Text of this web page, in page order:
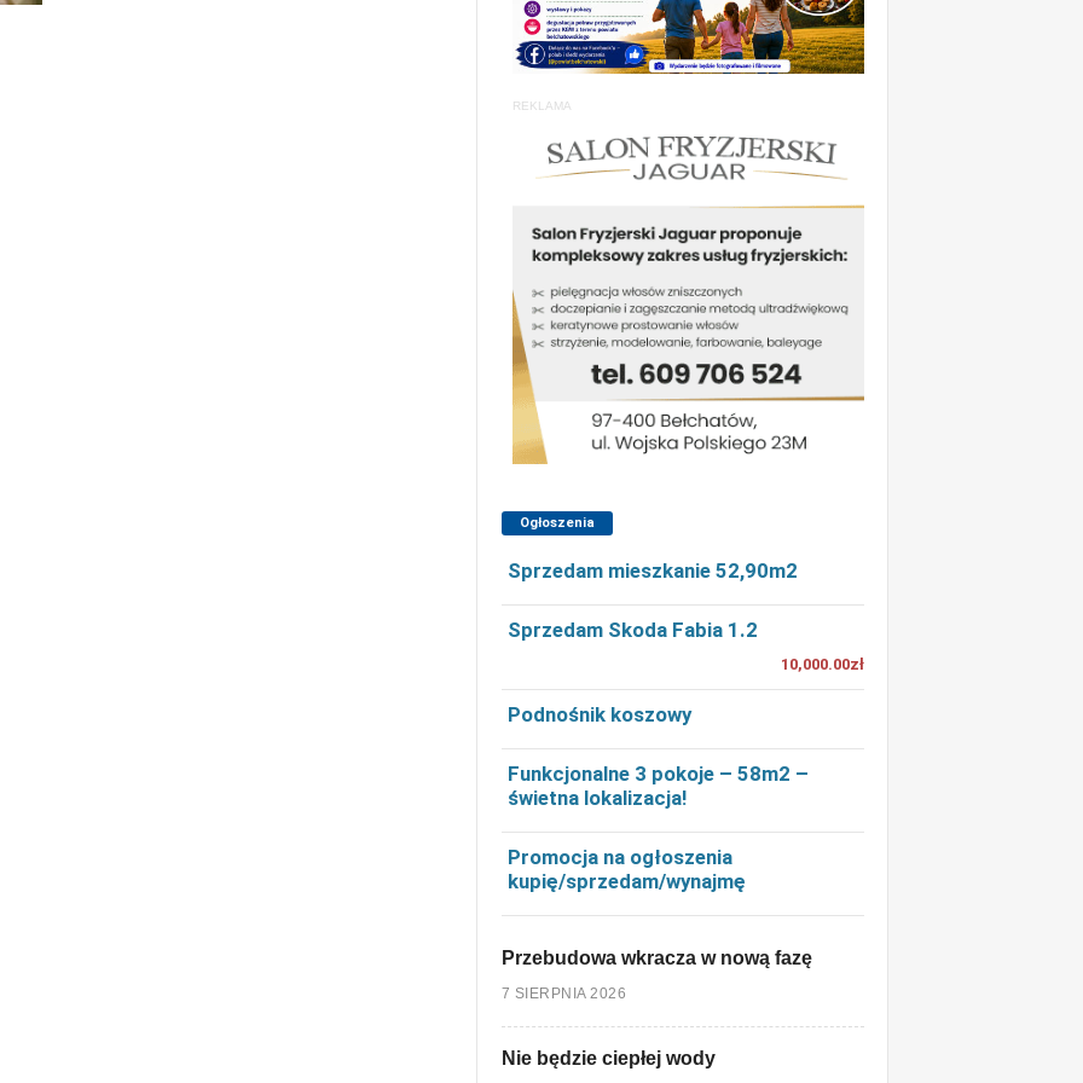
REKLAMA
Ogłoszenia
Sprzedam mieszkanie 52,90m2
Sprzedam Skoda Fabia 1.2
10,000.00zł
Podnośnik koszowy
Funkcjonalne 3 pokoje – 58m2 –
świetna lokalizacja!
Promocja na ogłoszenia
kupię/sprzedam/wynajmę
Przebudowa wkracza w nową fazę
7 SIERPNIA 2026
Nie będzie ciepłej wody